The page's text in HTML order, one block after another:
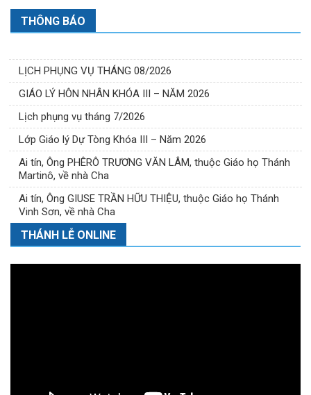
THÔNG BÁO
LỊCH PHỤNG VỤ THÁNG 08/2026
GIÁO LÝ HÔN NHÂN KHÓA III – NĂM 2026
Lịch phụng vụ tháng 7/2026
Lớp Giáo lý Dự Tòng Khóa III – Năm 2026
Ai tín, Ông PHÊRÔ TRƯƠNG VĂN LÂM, thuộc Giáo họ Thánh
Martinô, về nhà Cha
Ai tín, Ông GIUSE TRẦN HỮU THIỆU, thuộc Giáo họ Thánh
Vinh Sơn, về nhà Cha
THÁNH LỄ ONLINE